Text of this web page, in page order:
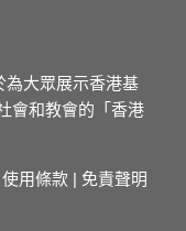
為大眾展示香港基
會和教會的「香港
使用條款 | 免責聲明